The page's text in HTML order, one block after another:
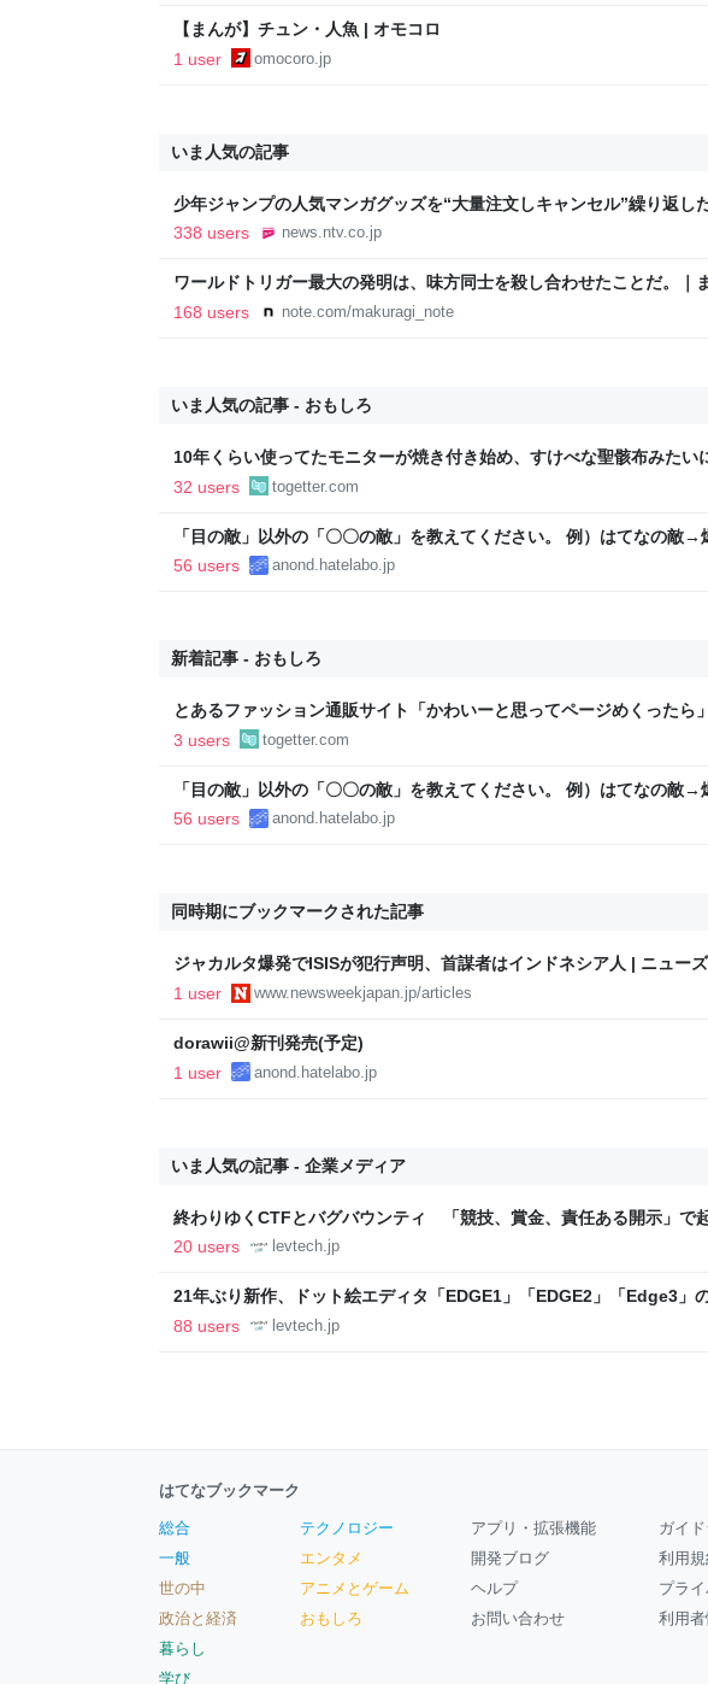
【まんが】チュン・人魚 | オモコロ
1 user
omocoro.jp
いま人気の記事
少年ジャンプの人気マンガグッズを“大量注文しキャンセル”繰り返
逮捕 総額43億円以上（2026年8月6日掲載）｜日テレNEWS NNN
338 users news.ntv.co.jp
ワールドトリガー最大の発明は、味方同士を殺し合わせたことだ。｜
168 users
note.com/makuragi_note
いま人気の記事 - おもしろ
10年くらい使ってたモニターが焼き付き始め、すけべな聖骸布みたい
る「元画像がわからない」→有能ニキ「これか？」
32 users togetter.com
「目の敵」以外の「〇〇の敵」を教えてください。 例）はてなの敵→
56 users
anond.hatelabo.jp
新着記事 - おもしろ
とあるファッション通販サイト「かわいーと思ってページめくったら
ルが頑なにキメ続けるポーズが異様でもはやホラー「3枚目でさすがに
3 users togetter.com
「目の敵」以外の「〇〇の敵」を教えてください。 例）はてなの敵→
56 users
anond.hatelabo.jp
同時期にブックマークされた記事
ジャカルタ爆発でISISが犯行声明、首謀者はインドネシア人 | ニュー
ク日本版 オフィシャルサイト
1 user www.newsweekjapan.jp/articles
dorawii@新刊発売(予定)
1 user
anond.hatelabo.jp
いま人気の記事 - 企業メディア
終わりゆくCTFとバグバウンティ 「競技、賞金、責任ある開示」で
ること【フォーカス】 - レバテックLAB
20 users levtech.jp
21年ぶり新作、ドット絵エディタ「EDGE1」「EDGE2」「Edge3」
ついて作者に聞く【フォーカス】 - レバテックLAB
88 users levtech.jp
はてなブックマーク
総合
一般
世の中
政治と経済
暮らし
学び
テクノロジー
エンタメ
アニメとゲーム
おもしろ
アプリ・拡張機能
開発ブログ
ヘルプ
お問い合わせ
ガイ
利用規
プラ
利用